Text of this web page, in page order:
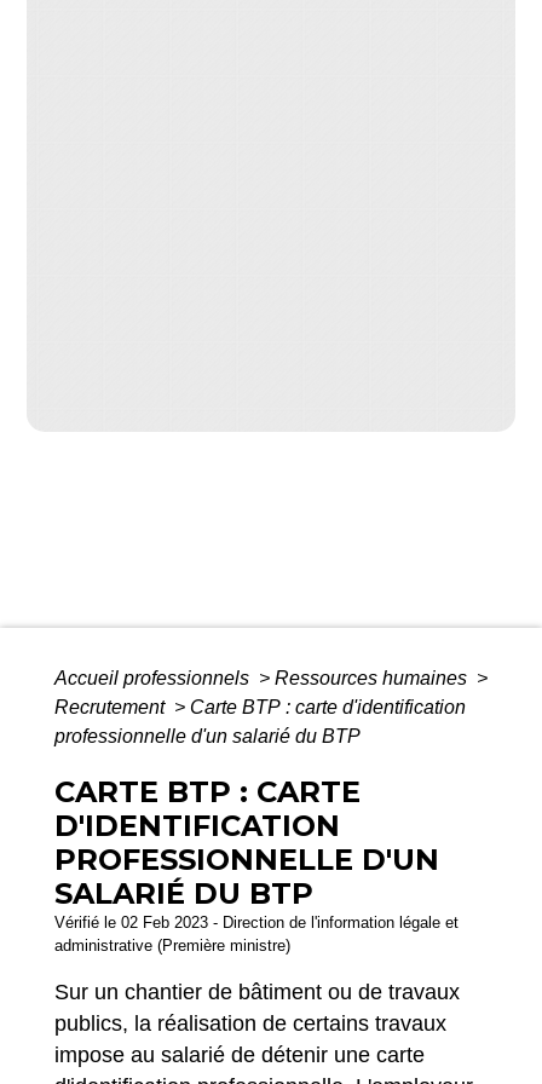
Accueil professionnels > Ressources humaines >
Recrutement > Carte BTP : carte d'identification
professionnelle d'un salarié du BTP
CARTE BTP : CARTE
D'IDENTIFICATION
PROFESSIONNELLE D'UN
SALARIÉ DU BTP
Vérifié le 02 Feb 2023 - Direction de l'information légale et
administrative (Première ministre)
Sur un chantier de bâtiment ou de travaux
publics, la réalisation de certains travaux
impose au salarié de détenir une carte